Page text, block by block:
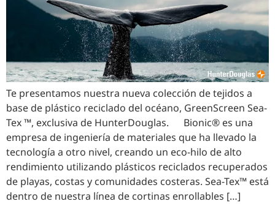
Te presentamos nuestra nueva colección de tejidos a
base de plástico reciclado del océano, GreenScreen Sea-
Tex ™, exclusiva de HunterDouglas. Bionic® es una
empresa de ingeniería de materiales que ha llevado la
tecnología a otro nivel, creando un eco-hilo de alto
rendimiento utilizando plásticos reciclados recuperados
de playas, costas y comunidades costeras. Sea-Tex™ está
dentro de nuestra línea de cortinas enrollables […]